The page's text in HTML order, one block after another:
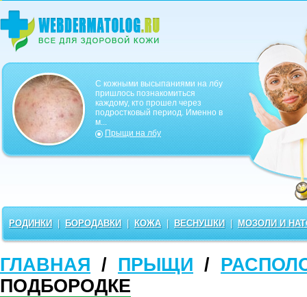
С кожными высыпаниями на лбу
пришлось познакомиться
каждому, кто прошел через
подростковый период. Именно в
м...
Прыщи на лбу
РОДИНКИ | БОРОДАВКИ | КОЖА | ВЕСНУШКИ | МОЗОЛИ И
ГЛАВНАЯ / ПРЫЩИ /
ПОДБОРОДКЕ